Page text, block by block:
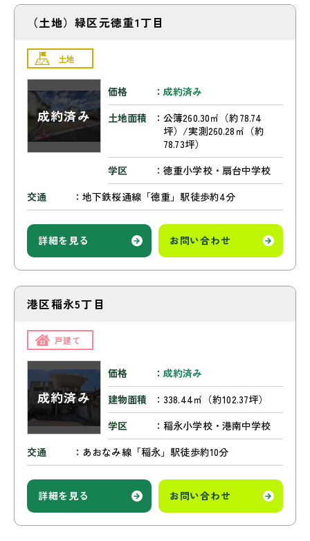
（土地）緑区元徳重1丁目
土地
価格
成約済み
土地面積
公簿260.30㎡（約78.74
坪）/実測260.28㎡（約
78.73坪）
学区
徳重小学校・扇台中学校
交通
地下鉄桜通線「徳重」駅徒歩約4分
詳細を見る お問い合わせ
港区稲永5丁目
戸建て
価格
成約済み
建物面積
338.44㎡（約102.37坪）
学区
稲永小学校・港南中学校
交通
あおなみ線「稲永」駅徒歩約10分
詳細を見る お問い合わせ